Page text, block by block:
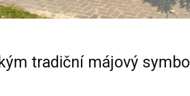
tradiční májový symbol